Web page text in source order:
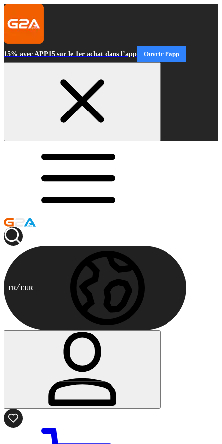
15% avec APP15 sur le 1er achat dans l’app Ouvrir l’app
FR EUR